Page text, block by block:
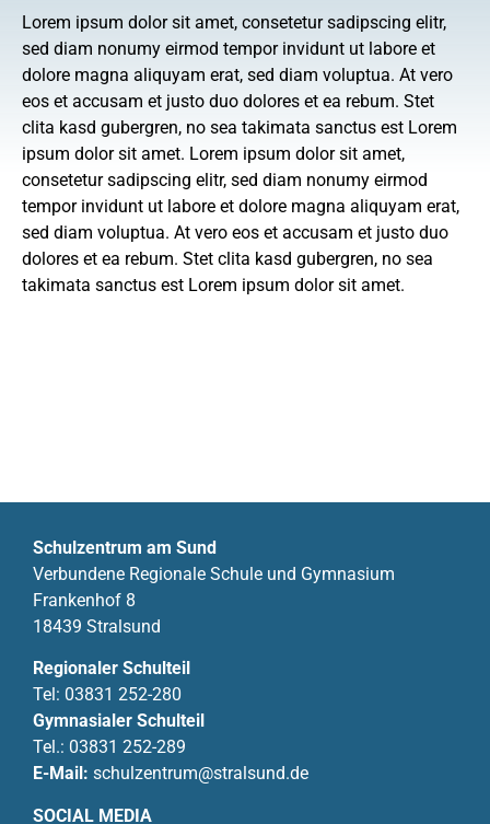
Lorem ipsum dolor sit amet, consetetur sadipscing elitr,
sed diam nonumy eirmod tempor invidunt ut labore et
dolore magna aliquyam erat, sed diam voluptua. At vero
eos et accusam et justo duo dolores et ea rebum. Stet
clita kasd gubergren, no sea takimata sanctus est Lorem
ipsum dolor sit amet. Lorem ipsum dolor sit amet,
consetetur sadipscing elitr, sed diam nonumy eirmod
tempor invidunt ut labore et dolore magna aliquyam erat,
sed diam voluptua. At vero eos et accusam et justo duo
dolores et ea rebum. Stet clita kasd gubergren, no sea
takimata sanctus est Lorem ipsum dolor sit amet.
Schulzentrum am Sund
Verbundene Regionale Schule und Gymnasium
Frankenhof 8
18439 Stralsund
Regionaler Schulteil
Tel: 03831 252-280
Gymnasialer Schulteil
Tel.: 03831 252-289
E-Mail: schulzentrum@stralsund.de
SOCIAL MEDIA